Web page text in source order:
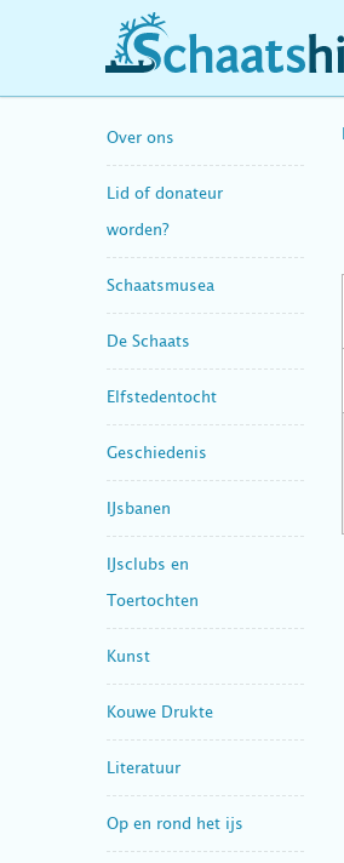
schaatshistorie.nl
Over ons
Lid of donateur
worden?
Schaatsmusea
De Schaats
Elfstedentocht
Geschiedenis
IJsbanen
IJsclubs en
Toertochten
Kunst
Kouwe Drukte
Literatuur
Op en rond het ijs